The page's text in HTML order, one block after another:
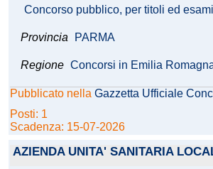
Concorso pubblico, per titoli ed
Provincia PARMA
Regione Concorsi in Emilia
Pubblicato nella Gazzetta Ufficiale
Posti: 1
Scadenza: 15-07-2026
AZIENDA UNITA' SANITARIA